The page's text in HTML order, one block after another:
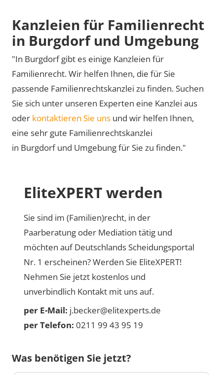
Kanzleien für Familienrecht
in Burgdorf und Umgebung
"In Burgdorf gibt es einige Kanzleien für
Familienrecht. Wir helfen Ihnen, die für Sie
passende Familienrechtskanzlei zu finden. Suchen
Sie sich unter unseren Experten eine Kanzlei aus
oder kontaktieren Sie uns und wir helfen Ihnen,
eine sehr gute Familienrechtskanzlei
in Burgdorf und Umgebung für Sie zu finden."
EliteXPERT werden
Sie sind im (Familien)recht, in der
Paarberatung oder Mediation tätig und
möchten auf Deutschlands Scheidungsportal
Nr. 1 erscheinen? Werden Sie EliteXPERT!
Nehmen Sie jetzt kostenlos und
unverbindlich Kontakt mit uns auf.
per E-Mail: j.becker@elitexperts.de
per Telefon: 0211 99 43 95 19
Was benötigen Sie jetzt?